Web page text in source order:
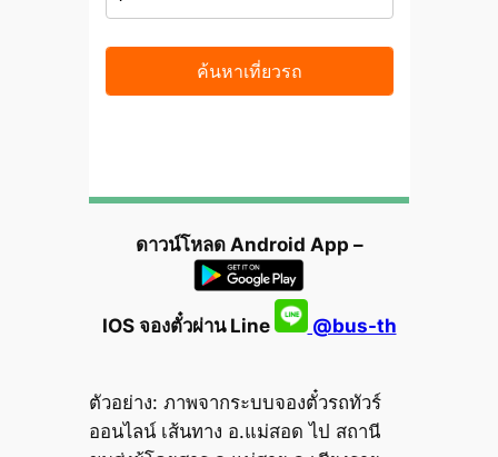
ดาวน์โหลด Android App –
IOS จองตั๋วผ่าน Line @bus-th
ตัวอย่าง: ภาพจากระบบจองตั๋วรถทัวร์
ออนไลน์ เส้นทาง อ.แม่สอด ไป สถานี